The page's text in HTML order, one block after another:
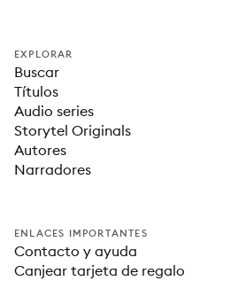
EXPLORAR
Buscar
Títulos
Audio series
Storytel Originals
Autores
Narradores
ENLACES IMPORTANTES
Contacto y ayuda
Canjear tarjeta de regalo